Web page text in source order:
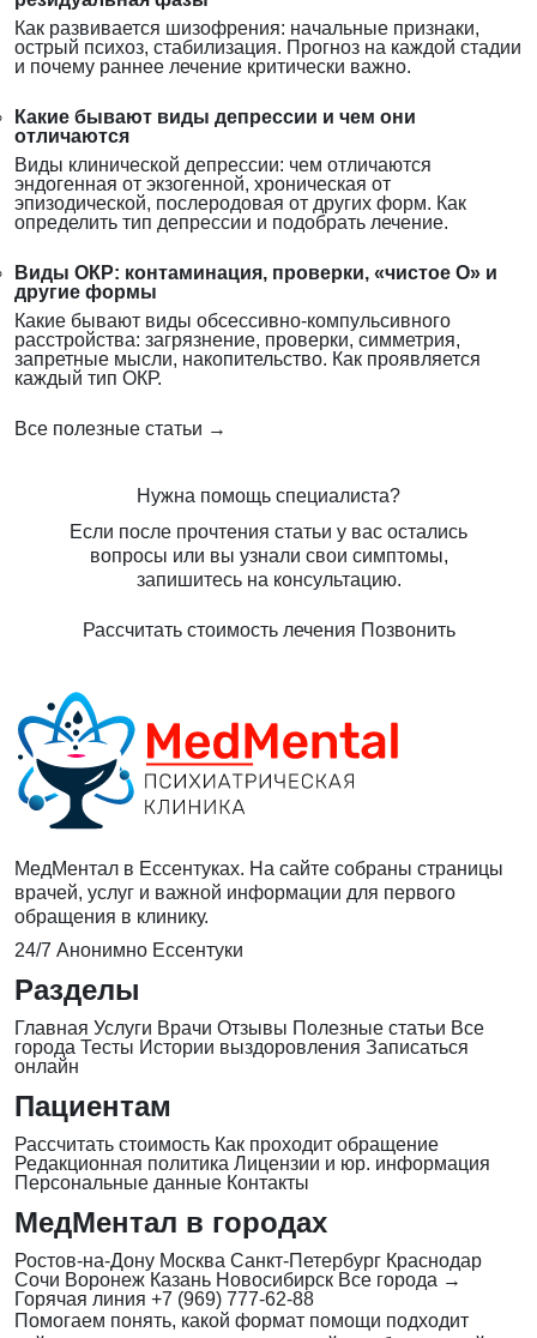
Как развивается шизофрения: начальные признаки,
острый психоз, стабилизация. Прогноз на каждой стадии
и почему раннее лечение критически важно.
Какие бывают виды депрессии и чем они
отличаются
Виды клинической депрессии: чем отличаются
эндогенная от экзогенной, хроническая от
эпизодической, послеродовая от других форм. Как
определить тип депрессии и подобрать лечение.
Виды ОКР: контаминация, проверки, «чистое О» и
другие формы
Какие бывают виды обсессивно-компульсивного
расстройства: загрязнение, проверки, симметрия,
запретные мысли, накопительство. Как проявляется
каждый тип ОКР.
Все полезные статьи →
Нужна помощь специалиста?
Если после прочтения статьи у вас остались
вопросы или вы узнали свои симптомы,
запишитесь на консультацию.
Рассчитать стоимость лечения Позвонить
МедМентал в Ессентуках. На сайте собраны страницы
врачей, услуг и важной информации для первого
обращения в клинику.
24/7 Анонимно Ессентуки
Разделы
Главная Услуги Врачи Отзывы Полезные статьи Все
города Тесты Истории выздоровления Записаться
онлайн
Пациентам
Рассчитать стоимость Как проходит обращение
Редакционная политика Лицензии и юр. информация
Персональные данные Контакты
МедМентал в городах
Ростов-на-Дону Москва Санкт-Петербург Краснодар
Сочи Воронеж Казань Новосибирск Все города →
Горячая линия +7 (969) 777-62-88
Помогаем понять, какой формат помощи подходит